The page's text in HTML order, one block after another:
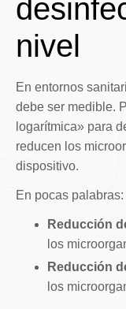
nivel
En entornos
debe ser medible.
logarítmica» para
reducen los
dispositivo.
En pocas palabras:
Reducción
los
Reducción
los